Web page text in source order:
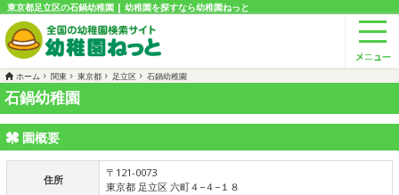
東京都足立区の石鍋幼稚園 | 幼稚園を探すなら幼稚園ねっと
ホーム 関東 東京都 足立区 石鍋幼稚園
石鍋幼稚園
園概要
住所
〒121-0073
東京都 足立区 六町４−４−１８